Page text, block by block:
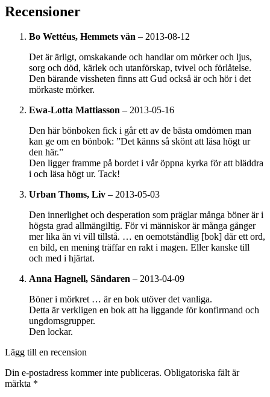
Recensioner
Bo Wettéus, Hemmets vän – 2013-08-12
Det är ärligt, omskakande och handlar om mörker och ljus,
sorg och död, kärlek och utanförskap, tvivel och förlåtelse.
Den bärande vissheten finns att Gud också är och hör i det
mörkaste mörker.
Ewa-Lotta Mattiasson – 2013-05-16
Den här bönboken fick i går ett av de bästa omdömen man
kan ge om en bönbok: ”Det känns så skönt att läsa högt ur
den här.”
Den ligger framme på bordet i vår öppna kyrka för att bläddra
i och läsa högt ur. Tack!
Urban Thoms, Liv – 2013-05-03
Den innerlighet och desperation som präglar många böner är i
högsta grad allmängiltig. För vi människor är många gånger
mer lika än vi vill tillstå. … en oemotståndlig [bok] där ett ord,
en bild, en mening träffar en rakt i magen. Eller kanske till
och med i hjärtat.
Anna Hagnell, Sändaren – 2013-04-09
Böner i mörkret … är en bok utöver det vanliga.
Detta är verkligen en bok att ha liggande för konfirmand och
ungdomsgrupper.
Den lockar.
Lägg till en recension
Din e-postadress kommer inte publiceras. Obligatoriska fält är
märkta *